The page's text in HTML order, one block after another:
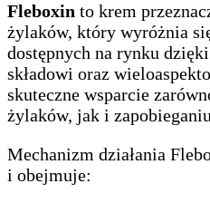
Fleboxin to krem
żylaków, który wyróżnia
dostępnych na rynku
składowi oraz
skuteczne wsparcie
żylaków, jak i
Mechanizm działania
i obejmuje: